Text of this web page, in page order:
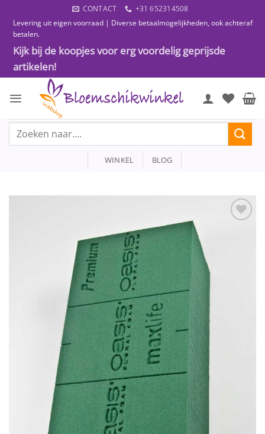
naar
inhoud
CONTACT
+31 652314508
Levering uit eigen voorraad | Diverse betaalmogelijkheden, ook achteraf
betalen.
Kijk bij de koopjes voor erg voordelig geprijsde
artikelen!
Zoeken
WINKEL BLOG